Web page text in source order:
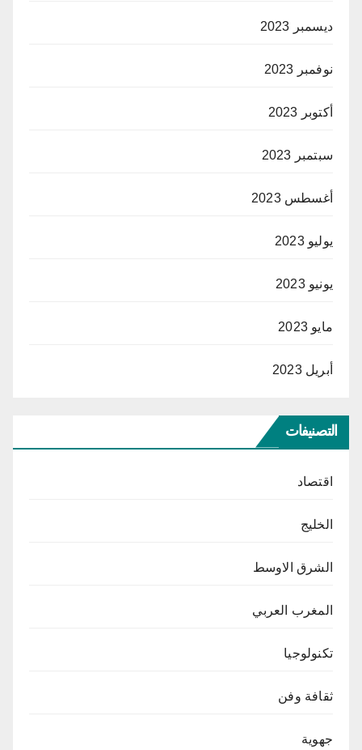
ديسمبر 2023
نوفمبر 2023
أكتوبر 2023
سبتمبر 2023
أغسطس 2023
يوليو 2023
يونيو 2023
مايو 2023
أبريل 2023
التصنيفات
اقتصاد
الخليج
الشرق الاوسط
المغرب العربي
تكنولوجيا
ثقافة وفن
جهوية